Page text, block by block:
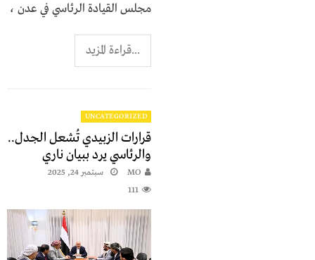
مجلس القيادة الرئاسي في عدن ،
...قراءة المزيد
UNCATEGORIZED
قرارات الزبيدي تُشعل الجدل..
والرئاسي يرد ببيان ناري
MO
سبتمبر 24, 2025
111